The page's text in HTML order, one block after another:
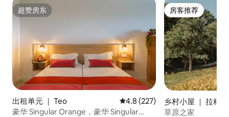
超赞房东
超赞房东
出租单元 ｜ Teo 平均评分 4.8 分（满分 5 分），
4.8 (227)
豪华 Singular Orange，豪华 Singular
房客推荐
房客推荐
乡村小屋 ｜ 拉科
oruña)
草原之家